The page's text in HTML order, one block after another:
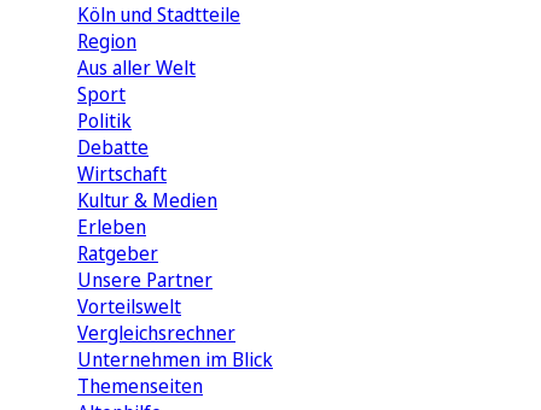
Köln und Stadtteile
Region
Aus aller Welt
Sport
Politik
Debatte
Wirtschaft
Kultur & Medien
Erleben
Ratgeber
Unsere Partner
Vorteilswelt
Vergleichsrechner
Unternehmen im Blick
Themenseiten